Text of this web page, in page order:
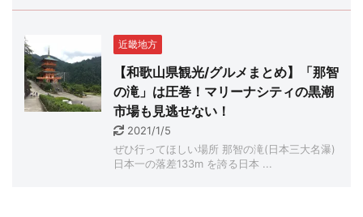
近畿地方
【和歌山県観光/グルメまとめ】「那智
の滝」は圧巻！マリーナシティの黒潮
市場も見逃せない！
2021/1/5
ぜひ行ってほしい場所 那智の滝(日本三大名瀑)
日本一の落差133m を誇る日本 ...